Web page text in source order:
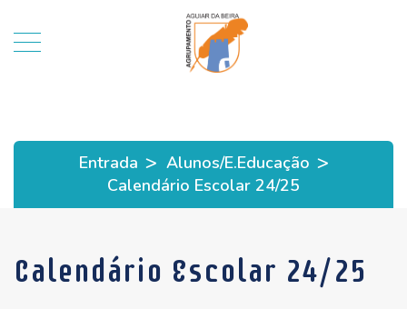
Entrada > Alunos/E.Educação >
Calendário Escolar 24/25
Calendário Escolar 24/25